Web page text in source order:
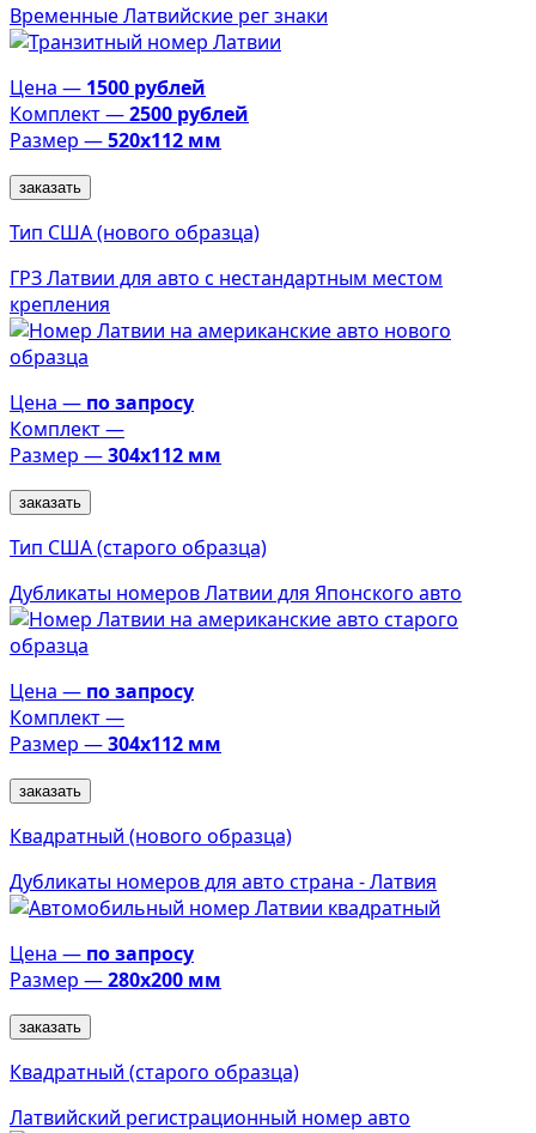
Временные Латвийские рег знаки
Цена — 1500 рублей
Комплект —2500 рублей
Размер —520х112 мм
заказать
Тип США (нового образца)
ГРЗ Латвии для авто с нестандартным местом
крепления
Цена — по запросу
Комплект —
Размер —304х112 мм
заказать
Тип США (старого образца)
Дубликаты номеров Латвии для Японского авто
Цена — по запросу
Комплект —
Размер —304х112 мм
заказать
Квадратный (нового образца)
Дубликаты номеров для авто страна - Латвия
Цена — по запросу
Размер —280х200 мм
заказать
Квадратный (старого образца)
Латвийский регистрационный номер авто